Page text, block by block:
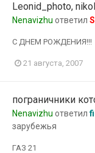
Leonid_photo,
Nenavizhu ответил
С ДНЕМ РОЖДЕНИЯ!!!
21 августа, 2007
пограничники
Nenavizhu ответил
зарубежья
ГАЗ 21